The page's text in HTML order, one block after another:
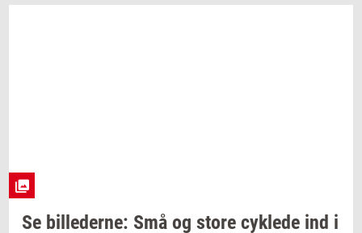
Se bil­le­der­ne: Små og store cyk­le­de ind i